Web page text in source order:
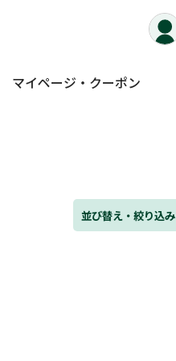
マイページ・クーポン
並び替え・絞り込み
替え
況